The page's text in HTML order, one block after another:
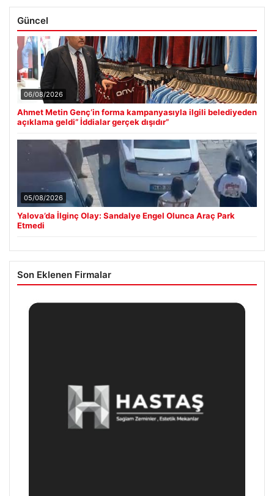
Güncel
06/08/2026
Ahmet Metin Genç’in forma kampanyasıyla ilgili belediyeden
açıklama geldi” İddialar gerçek dışıdır”
05/08/2026
Yalova’da İlginç Olay: Sandalye Engel Olunca Araç Park
Etmedi
Son Eklenen Firmalar